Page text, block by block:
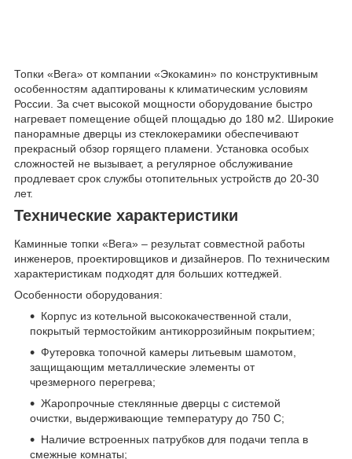
Топки «Вега» от компании «Экокамин» по конструктивным
особенностям адаптированы к климатическим условиям
России. За счет высокой мощности оборудование быстро
нагревает помещение общей площадью до 180 м2 . Широкие
панорамные дверцы из стеклокерамики обеспечивают
прекрасный обзор горящего пламени. Установка особых
сложностей не вызывает, а регулярное обслуживание
продлевает срок службы отопительных устройств до 20-30
лет.
Технические характеристики
Каминные топки «Вега» – результат совместной работы
инженеров, проектировщиков и дизайнеров. По техническим
характеристикам подходят для больших коттеджей.
Особенности оборудования:
Корпус из котельной высококачественной стали,
покрытый термостойким антикоррозийным покрытием;
Футеровка топочной камеры литьевым шамотом,
защищающим металлические элементы от
чрезмерного перегрева;
Жаропрочные стеклянные дверцы с системой
очистки, выдерживающие температуру до 750 С;
Наличие встроенных патрубков для подачи тепла в
смежные комнаты;